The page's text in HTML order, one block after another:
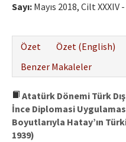
Sayı: Mayıs 2018, Cilt XXXIV -
Özet
Özet (English)
Benzer Makaleler
Atatürk Dönemi Türk
İnce Diplomasi
Boyutlarıyla Hatay’ın
1939)